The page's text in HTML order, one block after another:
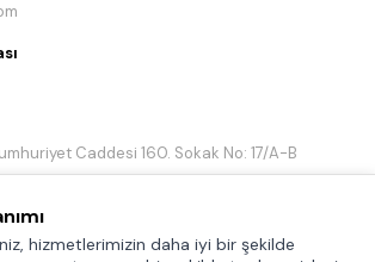
Caddesi 160. Sokak No: 17/A-B
hizmetlerimizin daha iyi bir şekilde